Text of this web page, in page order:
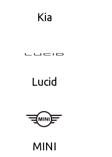
Kia
Lucid
MINI